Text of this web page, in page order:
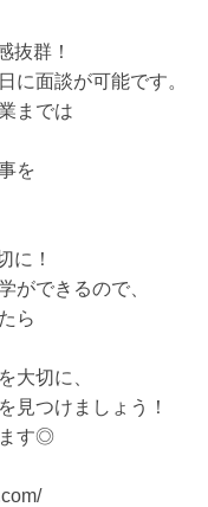
抜群！
に面談が可能です。
までは
を
に！
ができるので、
ら
大切に、
見つけましょう！
ます◎